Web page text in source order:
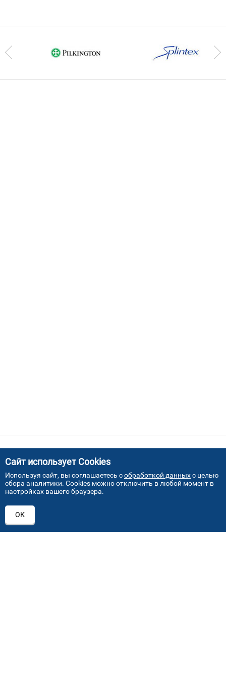
ПРИСОЕДИНЯЙТЕСЬ!
+7 (495) 640 07 01
Сайт использует Cookies
Используя сайт, вы соглашаетесь собработкой данныхс целью
сбора аналитики. Cookies можно отключить в любой момент в
настройках вашего браузера.
ОК